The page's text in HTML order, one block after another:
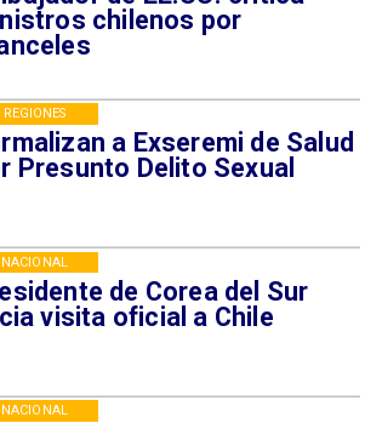
chilenos por
a Exseremi de Salud
Presunto Delito Sexual
REGIONES
de Corea del Sur
visita oficial a Chile
NACIONAL
NACIONAL